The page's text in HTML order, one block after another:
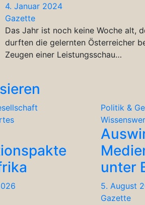
4. Januar 2024
Gazette
Das Jahr ist noch keine Woche alt,
durften die gelernten Österreicher
Zeugen einer Leistungsschau…
Politik &
unter
5. August
Gazette